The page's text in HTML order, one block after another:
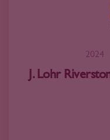
2024
J. Lohr